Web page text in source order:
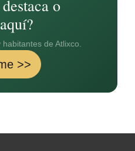
o
de Atlixco.
>>